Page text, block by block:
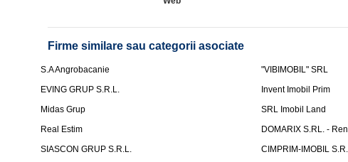
Firme similare sau categorii asociate
S.A Angrobacanie "VIBIMOBIL" SRL
EVING GRUP S.R.L.
Invent Imobil Prim
Midas Grup
SRL Imobil Land
Real Estim
DOMARIX S.RL. -
SIASCON GRUP S.R.L.
CIMPRIM-IMOBIL